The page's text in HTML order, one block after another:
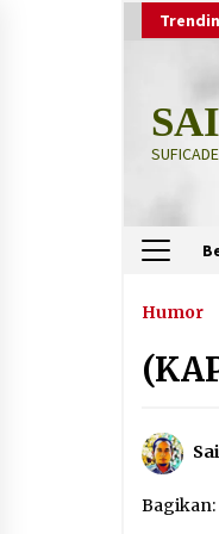
Humor
Bagikan: